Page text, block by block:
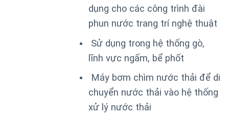
dụng cho các công trình đài
phun nước trang trí nghệ thuật
Sử dụng trong hệ thống gò,
lĩnh vực ngấm, bể phốt
Máy bơm chìm nước thải để di
chuyển nước thải vào hệ thống
xử lý nước thải